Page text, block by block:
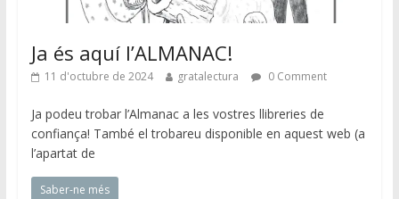
Ja és aquí l’ALMANAC!
11 d'octubre de 2024 gratalectura 0 Comment
Ja podeu trobar l’Almanac a les vostres llibreries de
confiança! També el trobareu disponible en aquest web (a
l’apartat de
Saber-ne més